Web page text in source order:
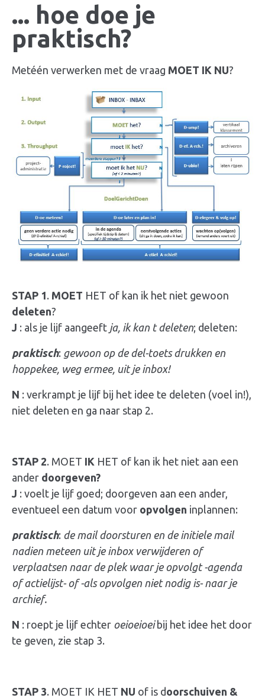
... hoe doe je
praktisch?
Metéén verwerken met de vraag MOET IK NU?
STAP 1. MOET HET of kan ik het niet gewoon
deleten?
J : als je lijf aangeeft ja, ik kan t deleten; deleten:
praktisch: gewoon op de del-toets drukken en
hoppekee, weg ermee, uit je inbox!
N : verkrampt je lijf bij het idee te deleten (voel in!),
niet deleten en ga naar stap 2.
STAP 2. MOET IK HET of kan ik het niet aan een
ander doorgeven?
J : voelt je lijf goed; doorgeven aan een ander,
eventueel een datum voor opvolgen inplannen:
praktisch: de mail doorsturen en de initiele mail
nadien meteen uit je inbox verwijderen of
verplaatsen naar de plek waar je opvolgt -agenda
of actielijst- of -alsopvolgen niet nodig is- naar je
archief.
N : roept je lijf echter oeioeioeibij het idee het door
te geven, zie stap 3.
STAP 3. MOET IK HET NU of is doorschuiven &